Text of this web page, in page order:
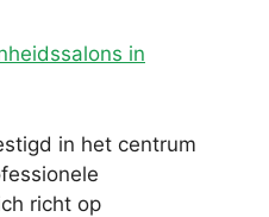
in
in het centrum
richt op